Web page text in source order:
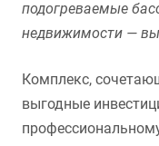
подогреваемые
недвижимости —
Комплекс,
выгодные